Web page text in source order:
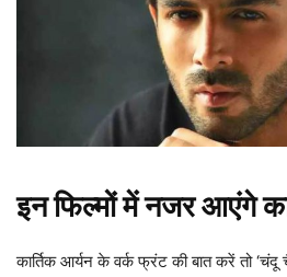
इन फिल्मों में नजर आएंगे
कार्तिक आर्यन के वर्क फ्रंट की बात करें तो ‘चंदू